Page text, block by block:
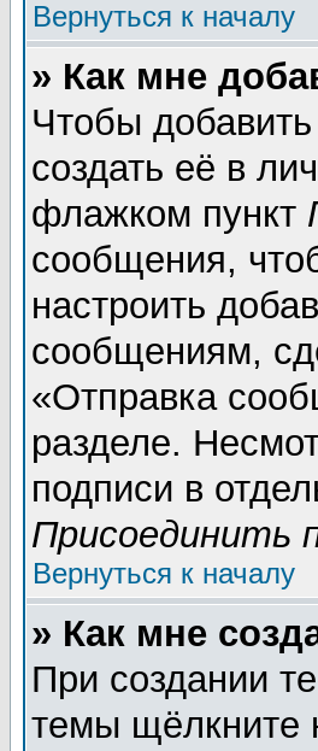
Вернуться к началу
» Как мне
Чтобы
создать её в
флажком пункт
сообщения,
настроить
сообщениям,
«Отправка
разделе.
подписи в
Присоединить
Вернуться к началу
» Как мне
При создании
темы щёлкните